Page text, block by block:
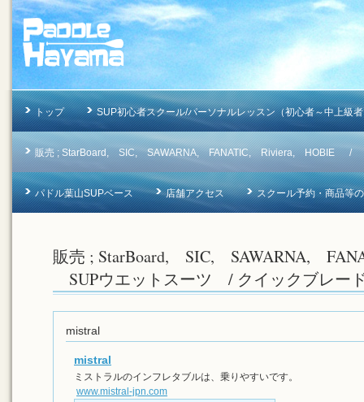
トップ SUP初心者スクール/パーソナルレッスン（初心者～中上級
販売 ; StarBoard, SIC, SAWARNA, FANATIC, Riviera, HOBIE /
パドル葉山SUPベース 店舗アクセス スクール予約・商品
販売 ; StarBoard, SIC, SAWARNA,
SUPウエットスーツ / クイックブレー
mistral
mistral
ミストラルのインフレタブルは、乗りやすいです。
www.mistral-jpn.com